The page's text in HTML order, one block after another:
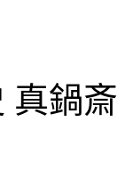
真鍋